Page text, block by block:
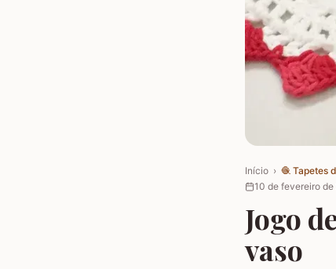
Início › 🧶 Tapetes
10 de fevereiro de
Jogo
vaso